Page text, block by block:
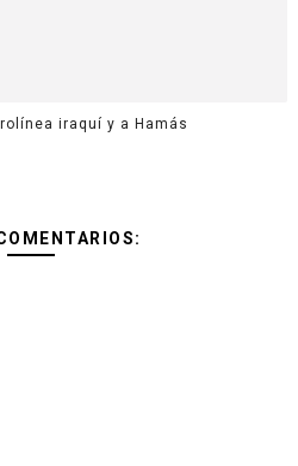
iraquí y a Hamás